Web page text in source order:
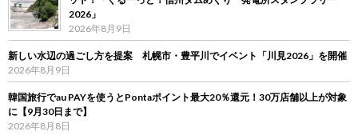
2026」
2026年8月9日
新しい水辺の過ごし方を提案 札幌市・豊平川でイベント「川見2026」を開催
2026年8月9日
韓国旅行でau PAYを使うとPontaポイント最大20％還元！30万店舗以上が対象
に【9月30日まで】
2026年8月8日